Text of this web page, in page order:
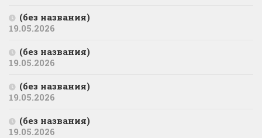
(без названия)
19.05.2026
(без названия)
19.05.2026
(без названия)
19.05.2026
(без названия)
19.05.2026